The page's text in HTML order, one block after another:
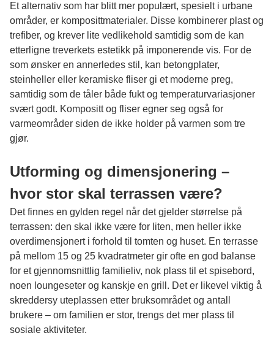
Et alternativ som har blitt mer populært, spesielt i urbane
områder, er komposittmaterialer. Disse kombinerer plast og
trefiber, og krever lite vedlikehold samtidig som de kan
etterligne treverkets estetikk på imponerende vis. For de
som ønsker en annerledes stil, kan betongplater,
steinheller eller keramiske fliser gi et moderne preg,
samtidig som de tåler både fukt og temperaturvariasjoner
svært godt. Kompositt og fliser egner seg også for
varmeområder siden de ikke holder på varmen som tre
gjør.
Utforming og dimensjonering –
hvor stor skal terrassen være?
Det finnes en gylden regel når det gjelder størrelse på
terrassen: den skal ikke være for liten, men heller ikke
overdimensjonert i forhold til tomten og huset. En terrasse
på mellom 15 og 25 kvadratmeter gir ofte en god balanse
for et gjennomsnittlig familieliv, nok plass til et spisebord,
noen loungeseter og kanskje en grill. Det er likevel viktig å
skreddersy uteplassen etter bruksområdet og antall
brukere – om familien er stor, trengs det mer plass til
sosiale aktiviteter.